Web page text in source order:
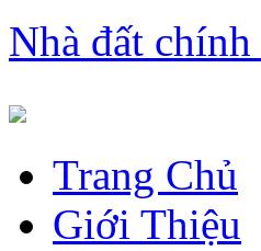
Nhà đất chính
Trang Chủ
Giới Thiệu